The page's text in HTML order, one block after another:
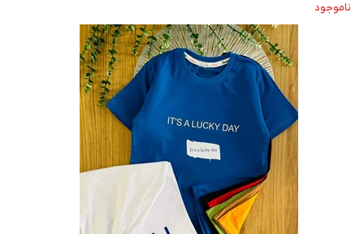
ناموجود